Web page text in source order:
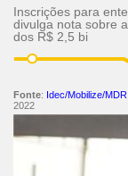
Inscrições para
divulga nota sobre
dos R$ 2,5 bi
Fonte: Idec/Mobilize/MDR
2022